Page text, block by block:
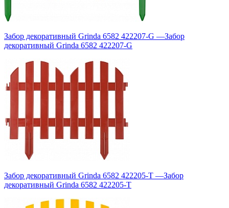
Забор декоративный Grinda 6582 422207-G —Забор
декоративный Grinda 6582 422207-G
Забор декоративный Grinda 6582 422205-T —Забор
декоративный Grinda 6582 422205-T